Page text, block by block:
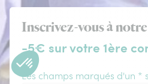
Inscrivez-vous à
-5€ sur votre 1ère
Les champs marqués d'un *